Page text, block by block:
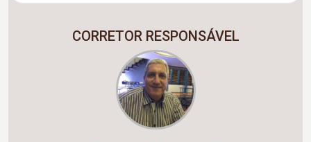
CORRETOR RESPONSÁVEL